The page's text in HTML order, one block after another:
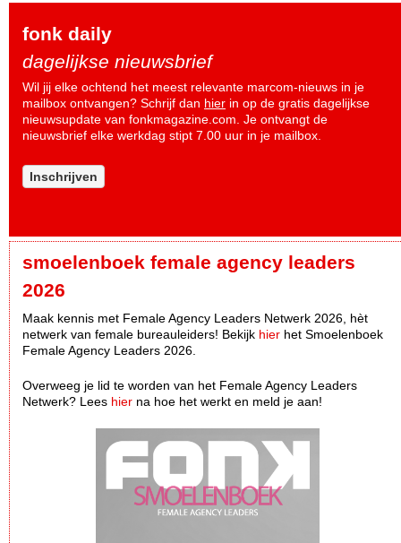
fonk daily
dagelijkse nieuwsbrief
Wil jij elke ochtend het meest relevante marcom-nieuws in je
mailbox ontvangen? Schrijf dan hier in op de gratis dagelijkse
nieuwsupdate van fonkmagazine.com. Je ontvangt de
nieuwsbrief elke werkdag stipt 7.00 uur in je mailbox.
Inschrijven
smoelenboek female agency leaders
2026
Maak kennis met Female Agency Leaders Netwerk 2026, hèt
netwerk van female bureauleiders! Bekijk hier het Smoelenboek
Female Agency Leaders 2026.
Overweeg je lid te worden van het Female Agency Leaders
Netwerk? Lees hier na hoe het werkt en meld je aan!